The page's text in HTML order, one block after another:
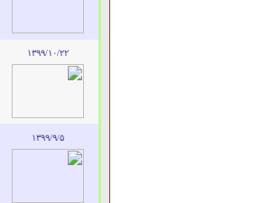
۱۳۹۹/۱۰/۲۲
۱۳۹۹/۹/۵